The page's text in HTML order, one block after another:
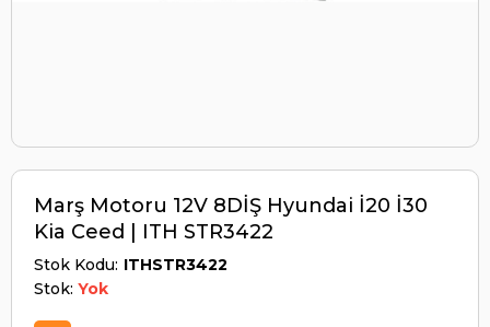
Marş Motoru 12V 8DİŞ Hyundai İ20 İ30
Kia Ceed | ITH STR3422
Stok Kodu ITHSTR3422
Stok: Yok